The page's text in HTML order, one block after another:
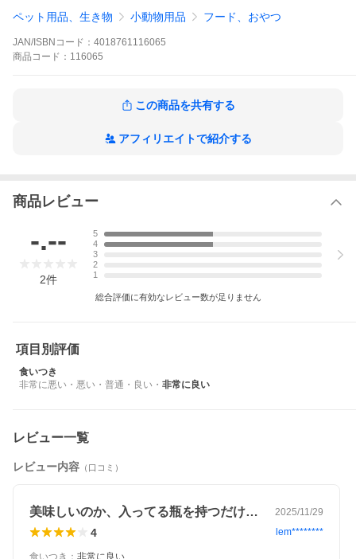
ペット用品、生き物 小動物用品 フード、おやつ
JAN/ISBNコード： 4018761116065
商品 コード： 116065
この商品を共有する
アフィリエイトで紹介する
商品レビュー
-.--
2件
5
4
3
2
1
総合評価に有効なレビュー数が足りません
項目別評価
食いつき
非常に悪い ・ 悪い ・ 普通 ・ 良い ・ 非常に良い
レビュー一覧
レビュー内容 （口コミ）
美味しいのか、入ってる瓶を持つだけでま… 2025/11/29
4 lem********